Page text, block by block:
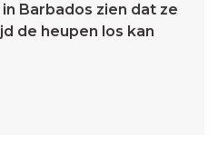
Barbados zien dat ze
de heupen los kan